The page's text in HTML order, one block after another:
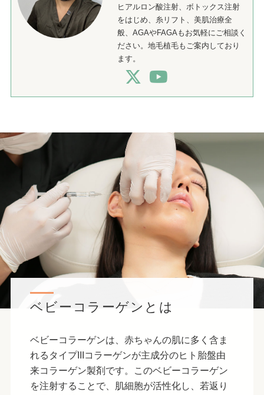
ヒアルロン酸注射、ボトックス注射
をはじめ、糸リフト、美肌治療全
般、AGAやFAGAもお気軽にご相談く
ださい。地毛植毛もご案内しており
ます。
ベビーコラーゲンとは
ベビーコラーゲンは、赤ちゃんの肌に多く含ま
れるタイプIIIコラーゲンが主成分のヒト胎盤由
来コラーゲン製剤です。このベビーコラーゲン
を注射することで、肌細胞が活性化し、若返り